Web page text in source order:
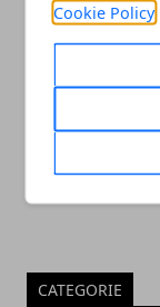
Cookie Policy
Olimpiadi
uccide
05/08/2016
CATEGORIE